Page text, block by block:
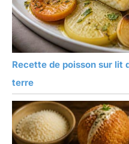
Recette de poisson sur lit
terre